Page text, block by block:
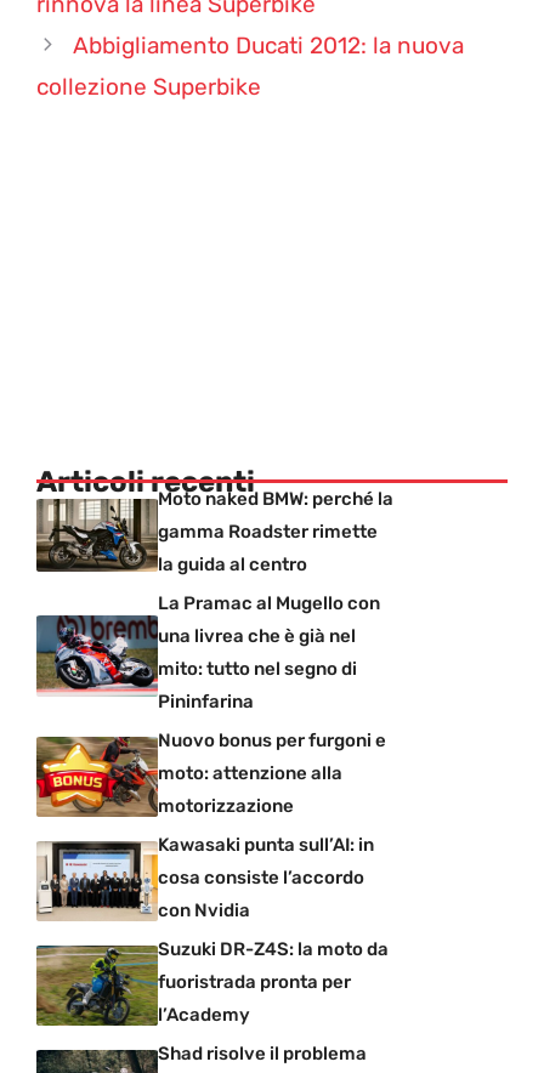
Abbigliamento Ducati 2012: la nuova
collezione Superbike
Articoli recentiMoto naked BMW: perché la
gamma Roadster rimette
la guida al centro
La Pramac al Mugello con
una livrea che è già nel
mito: tutto nel segno di
Pininfarina
Nuovo bonus per furgoni e
moto: attenzione alla
motorizzazione
Kawasaki punta sull’AI: in
cosa consiste l’accordo
con Nvidia
Suzuki DR-Z4S: la moto da
fuoristrada pronta per
l’Academy
Shad risolve il problema